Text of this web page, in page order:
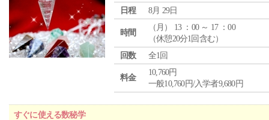
日程
8月 29日
時間
（ 月 ） 13 ：00 ～ 17 ：00
（休憩20分1回含む）
回数
全1回
料金
10,760円
一般10,760円/入学者9,680円
すぐに使える数秘学